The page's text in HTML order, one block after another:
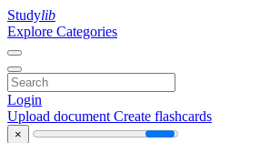
Studylib
Explore Categories
Login
Upload document Create flashcards
×